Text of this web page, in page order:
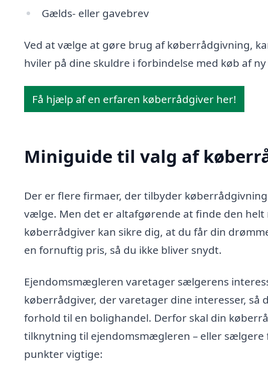
Gælds- eller gavebrev
Ved at vælge at gøre brug af køberrådgivning,
hviler på dine skuldre i forbindelse med køb af
Få hjælp af en erfaren køberrådgiver her!
Miniguide til valg af
Der er flere firmaer, der tilbyder
vælge. Men det er altafgørende at finde den
køberrådgiver kan sikre dig, at du får din
en fornuftig pris, så du ikke bliver snydt.
Ejendomsmægleren varetager sælgerens
køberrådgiver, der varetager dine interesser,
forhold til en bolighandel. Derfor skal din
tilknytning til ejendomsmægleren – eller sælgere
punkter vigtige: